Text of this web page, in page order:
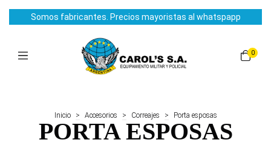
Somos fabricantes. Precios mayoristas al whatspapp
0
Inicio > Accesorios > Correajes > Porta esposas
PORTA ESPOSAS